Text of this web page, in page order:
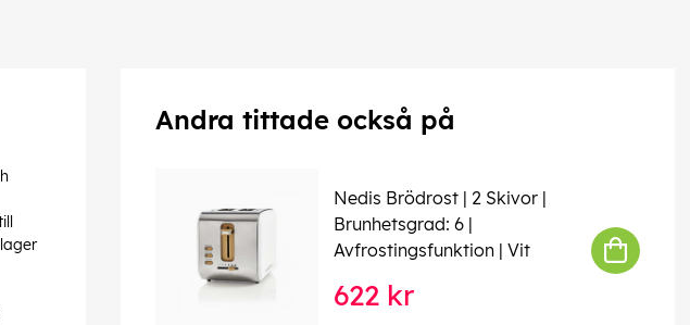
Andra tittade också på
Nedis Brödrost | 2 Skivor |
Brunhetsgrad: 6 |
Avfrostingsfunktion | Vit
622 kr